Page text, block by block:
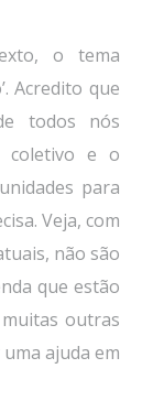
o tema
Acredito que
todos nós
coletivo e o
para
Veja, com
não são
que estão
outras
ajuda em